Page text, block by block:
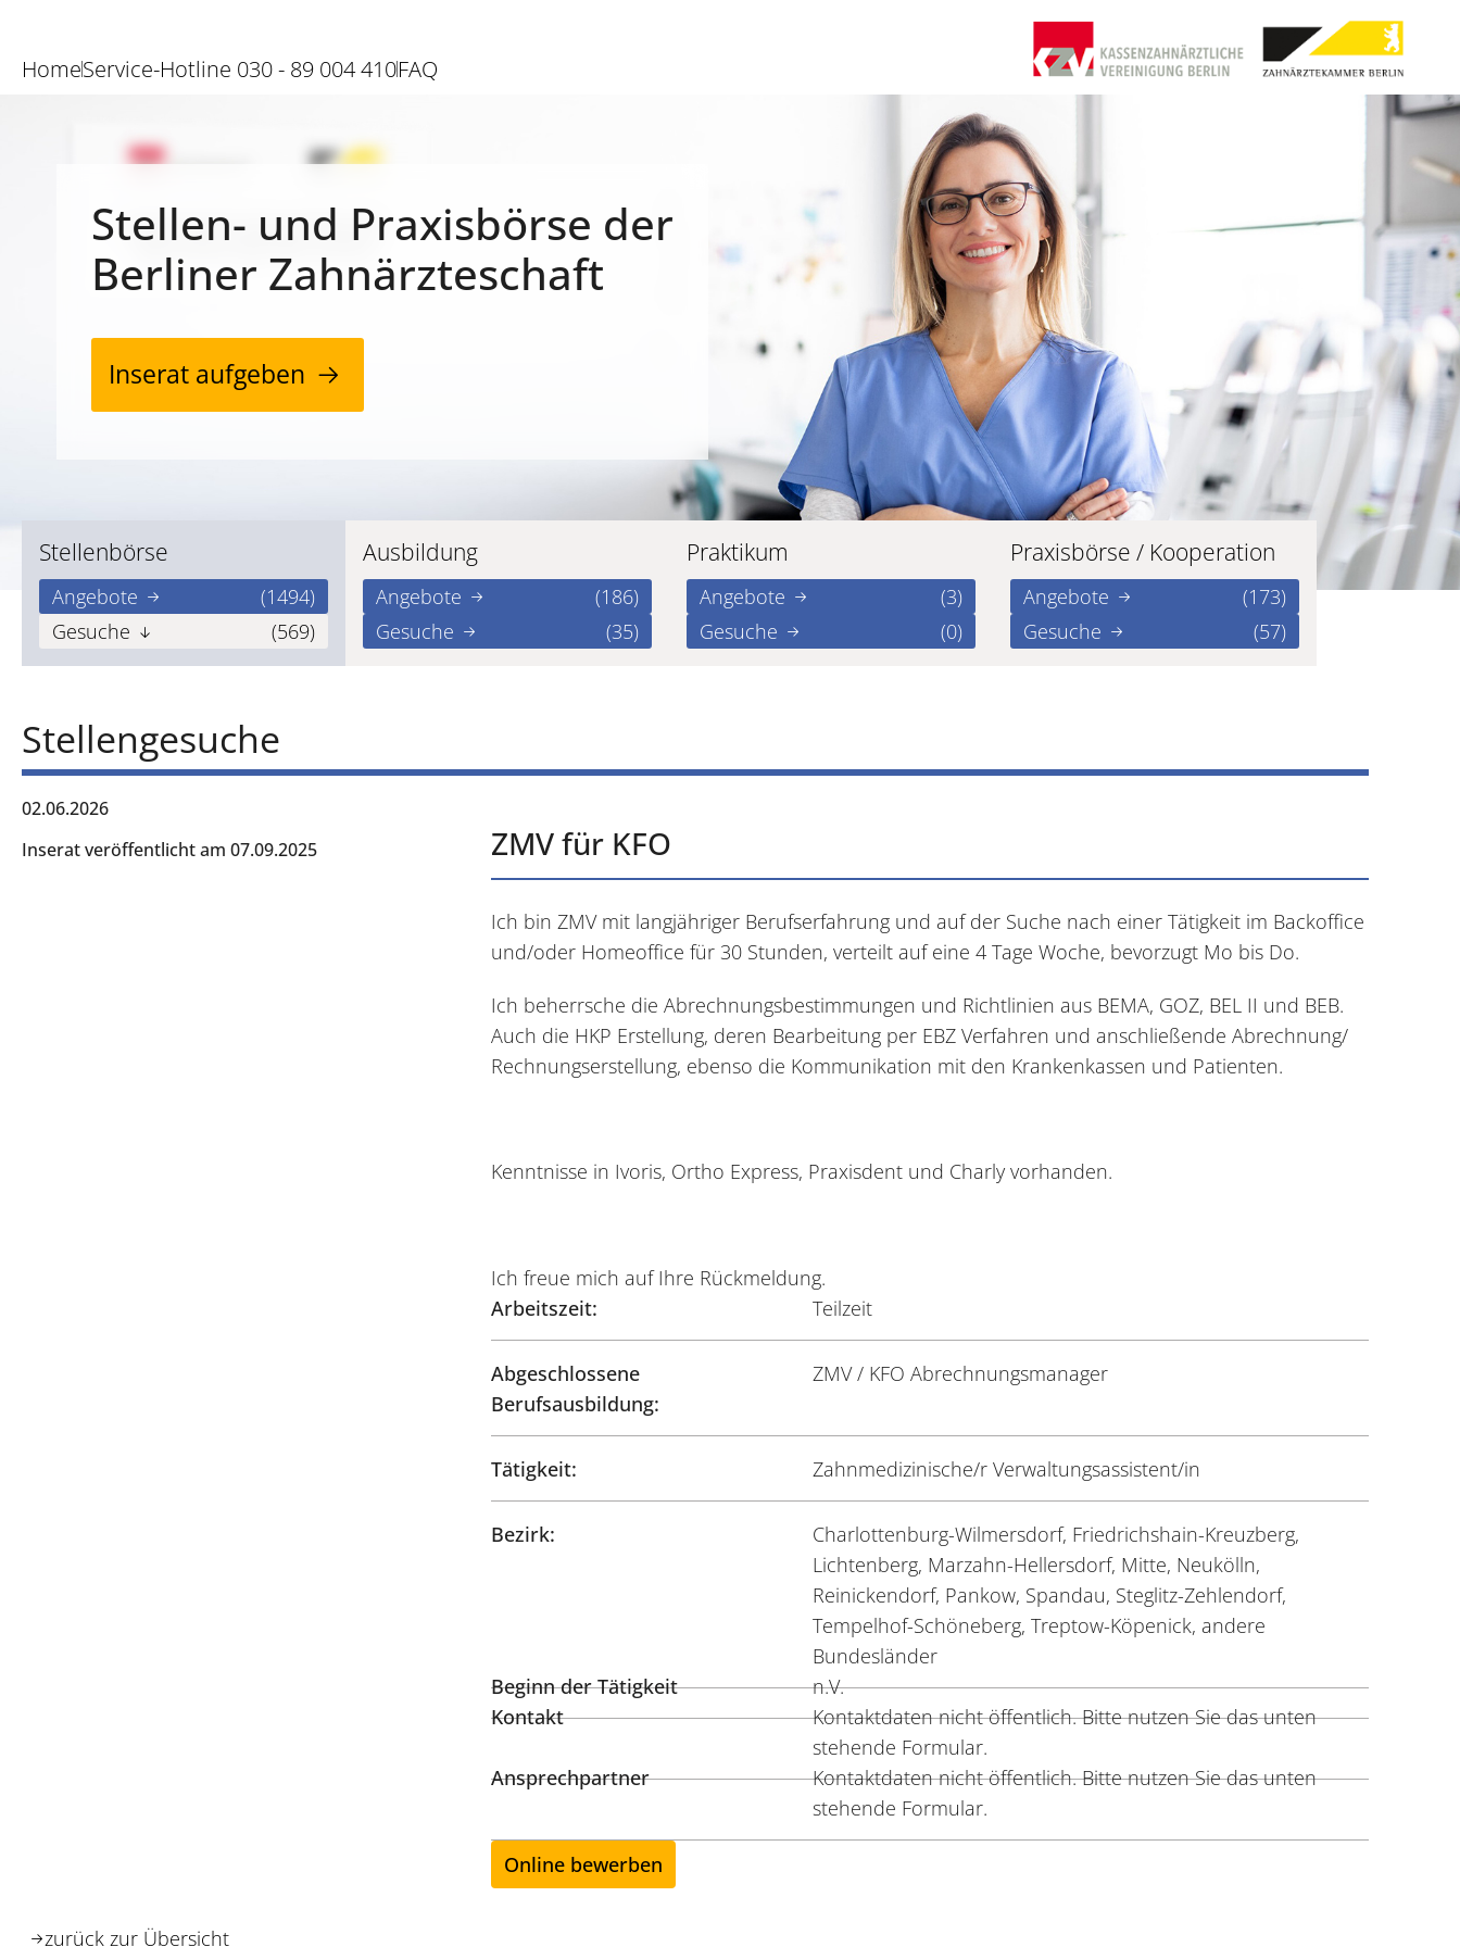
HomeService-Hotline 030 - 89 004 410FAQ
Stellen- und Praxisbörse der
Berliner Zahnärzteschaft
Inserat aufgeben
Stellenbörse
Angebote
(1494)
Gesuche
(569)
Ausbildung
Angebote
(186)
Gesuche
(35)
Praktikum
Angebote
(3)
Gesuche
(0)
Praxisbörse / Kooperation
Angebote
(173)
Gesuche
(57)
Stellengesuche
02.06.2026
Inserat veröffentlicht am 07.09.2025
ZMV für KFO
Ich bin ZMV mit langjähriger Berufserfahrung und auf der Suche nach einer Tätigkeit im Backoffice
und/oder Homeoffice für 30 Stunden, verteilt auf eine 4 Tage Woche, bevorzugt Mo bis Do.
Ich beherrsche die Abrechnungsbestimmungen und Richtlinien aus BEMA, GOZ, BEL II und BEB.
Auch die HKP Erstellung, deren Bearbeitung per EBZ Verfahren und anschließende Abrechnung/
Rechnungserstellung, ebenso die Kommunikation mit den Krankenkassen und Patienten.
Kenntnisse in Ivoris, Ortho Express, Praxisdent und Charly vorhanden.
Ich freue mich auf Ihre Rückmeldung.
Arbeitszeit:
Teilzeit
Abgeschlossene
Berufsausbildung:
ZMV / KFO Abrechnungsmanager
Tätigkeit: Zahnmedizinische/r Verwaltungsassistent/in
Bezirk:
Charlottenburg-Wilmersdorf, Friedrichshain-Kreuzberg,
Lichtenberg, Marzahn-Hellersdorf, Mitte, Neukölln,
Reinickendorf, Pankow, Spandau, Steglitz-Zehlendorf,
Tempelhof-Schöneberg, Treptow-Köpenick, andere
Bundesländer
Beginn der Tätigkeit
n.V.
Kontakt
Kontaktdaten nicht öffentlich. Bitte nutzen Sie das unten
stehende Formular.
Ansprechpartner
Kontaktdaten nicht öffentlich. Bitte nutzen Sie das unten
stehende Formular.
Online bewerben
zurück zur Übersicht